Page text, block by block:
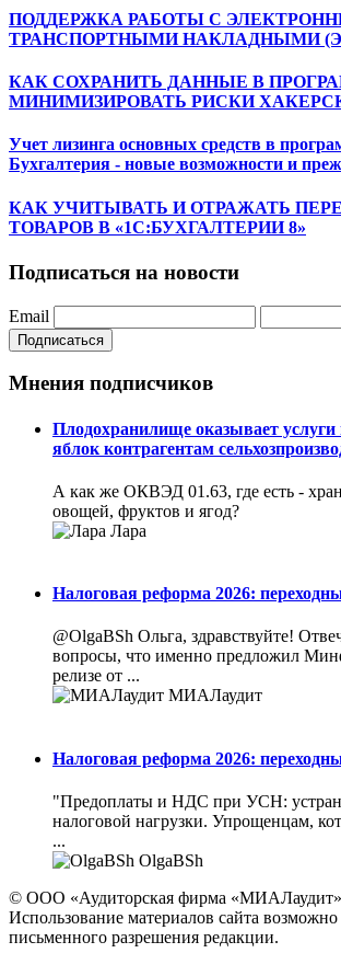
ПОДДЕРЖКА РАБОТЫ С
ТРАНСПОРТНЫМИ НАКЛАДНЫМИ
КАК СОХРАНИТЬ ДАННЫЕ В
МИНИМИЗИРОВАТЬ РИСКИ
Учет лизинга основных средств в
Бухгалтерия - новые возможности и
КАК УЧИТЫВАТЬ И ОТРАЖАТЬ
ТОВАРОВ В «1С:БУХГАЛТЕРИИ 8»
Подписаться на новости
Email
Подписаться
Мнения подписчиков
Плодохранилище оказывает
яблок контрагентам
А как же ОКВЭД 01.63, где есть -
овощей, фруктов и ягод?
Лара
Налоговая реформа 2026:
@OlgaBSh Ольга, здравствуйте!
вопросы, что именно предложил
релизе от ...
МИАЛаудит
Налоговая реформа 2026:
"Предоплаты и НДС при УСН:
налоговой нагрузки. Упрощенцам,
...
OlgaBSh
© ООО «Аудиторская фирма «МИАЛаудит»
Использование материалов сайта возможно
письменного разрешения редакции.